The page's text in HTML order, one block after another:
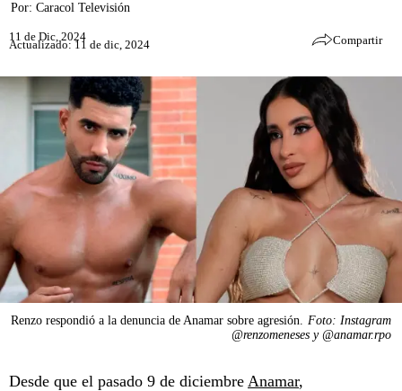
Por: Caracol Televisión
11 de Dic, 2024
Actualizado: 11 de dic, 2024 Compartir
Renzo respondió a la denuncia de Anamar sobre agresión.
Foto: Instagram
@renzomeneses y @anamar.rpo
Desde que el pasado 9 de diciembre Anamar,